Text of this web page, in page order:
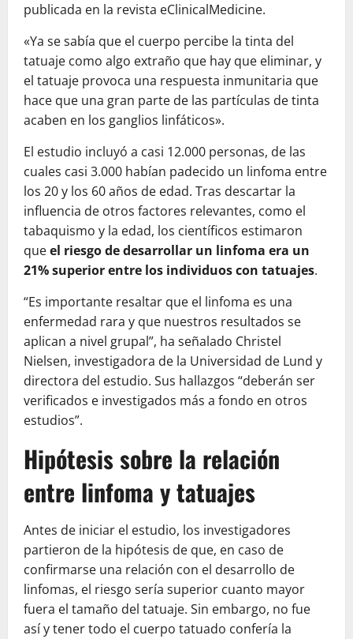
publicada en la revista eClinicalMedicine.
«Ya se sabía que el cuerpo percibe la tinta del
tatuaje como algo extraño que hay que eliminar, y
el tatuaje provoca una respuesta inmunitaria que
hace que una gran parte de las partículas de tinta
acaben en los ganglios linfáticos».
El estudio incluyó a casi 12.000 personas, de las
cuales casi 3.000 habían padecido un linfoma entre
los 20 y los 60 años de edad. Tras descartar la
influencia de otros factores relevantes, como el
tabaquismo y la edad, los científicos estimaron
queel riesgo de desarrollar un linfoma era un
21% superior entre los individuos con tatuajes.
“Es importante resaltar que el linfoma es una
enfermedad rara y que nuestros resultados se
aplican a nivel grupal”, ha señalado Christel
Nielsen, investigadora de la Universidad de Lund y
directora del estudio. Sus hallazgos “deberán ser
verificados e investigados más a fondo en otros
estudios”.
Hipótesis sobre la relación
entre linfoma y tatuajes
Antes de iniciar el estudio, los investigadores
partieron de la hipótesis de que, en caso de
confirmarse una relación con el desarrollo de
linfomas, el riesgo sería superior cuanto mayor
fuera el tamaño del tatuaje. Sin embargo, no fue
así y tener todo el cuerpo tatuado confería la